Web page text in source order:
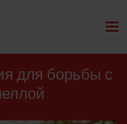
для борьбы с